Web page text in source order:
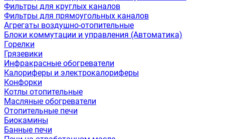
Фильтры для круглых каналов
Фильтры для прямоугольных каналов
Агрегаты воздушно-отопительные
Блоки коммутации и управления (Автоматика)
Горелки
Грязевики
Инфракрасные обогреватели
Калориферы и электрокалориферы
Конфорки
Котлы отопительные
Масляные обогреватели
Отопительные печи
Биокамины
Банные печи